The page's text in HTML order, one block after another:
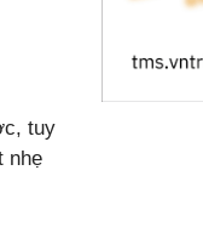
tuy
nhẹ